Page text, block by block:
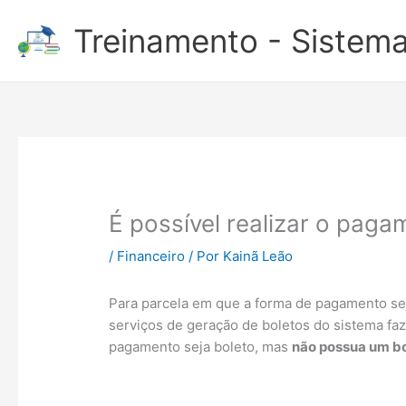
Treinamento -
É possível realizar o
/ Financeiro / Por Kainã Leão
Para parcela em que a forma de pagamento
serviços de geração de boletos do sistema
pagamento seja boleto, mas não possua um